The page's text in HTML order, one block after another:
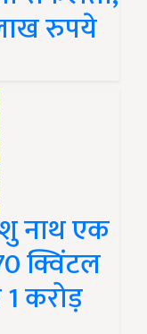
रुपये
नाथ एक
क्विंटल
1 करोड़